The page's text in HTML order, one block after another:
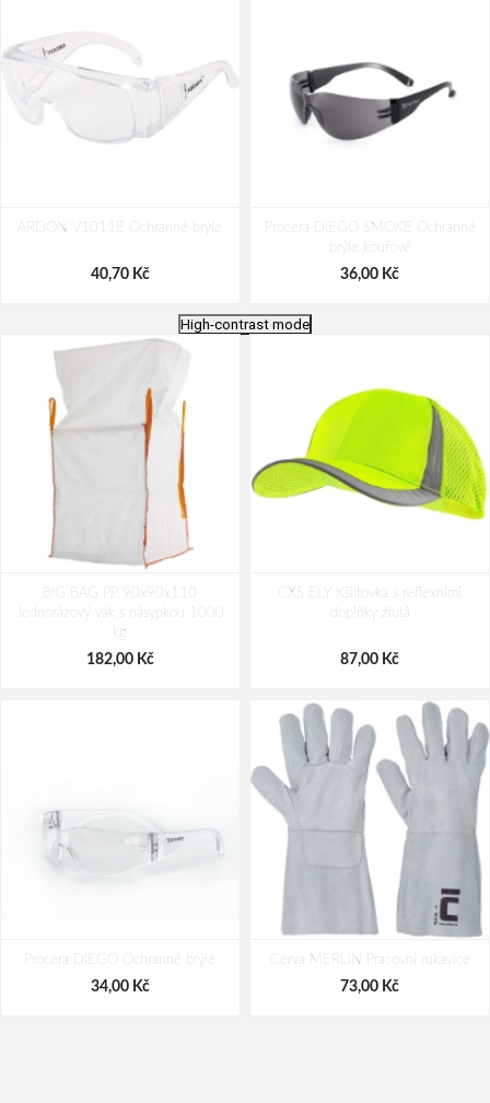
ARDON V1011E Ochranné brýle
40,70 Kč
Procera DIEGO SMOKE Ochranné
brýle kouřové
36,00 Kč
KŘÍŽ, žlutý
192,00 Kč
odpad 20ks/role
43,00 Kč
High-contrast mode
BIG BAG PP 90x90x110
Jednorázový vak s násypkou 1000
kg
182,00 Kč
CXS ELY Kšiltovka s reflexními
doplňky žlutá
87,00 Kč
Procera DIEGO Ochranné brýle
34,00 Kč
Cerva MERLIN Pracovní rukavice
73,00 Kč